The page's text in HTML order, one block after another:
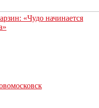
«Чудо начинается